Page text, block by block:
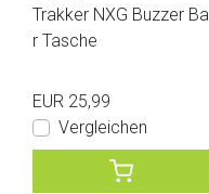
Trakker NXG Buzzer Ba
r Tasche
EUR 25,99
Vergleichen